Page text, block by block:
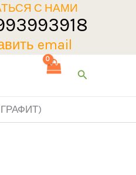
С НАМИ
email
Поиск
ГРАФИТ)